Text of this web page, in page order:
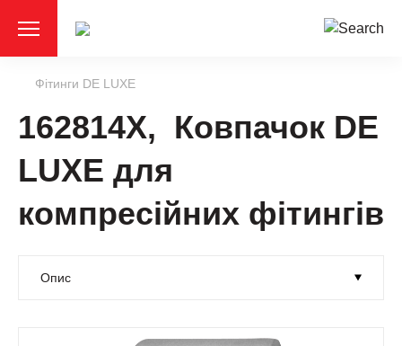
Фітинги DE LUXE
162814X, Ковпачок DE
LUXE для
компресійних фітингів